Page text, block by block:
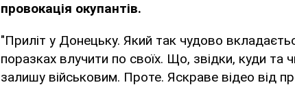
провокація окупантів.
"Приліт у Донецьку. Який так чудово
поразках влучити по своїх. Що, звідки, куди та
залишу військовим. Проте. Яскраве відео від